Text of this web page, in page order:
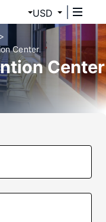
USD
Center
Center